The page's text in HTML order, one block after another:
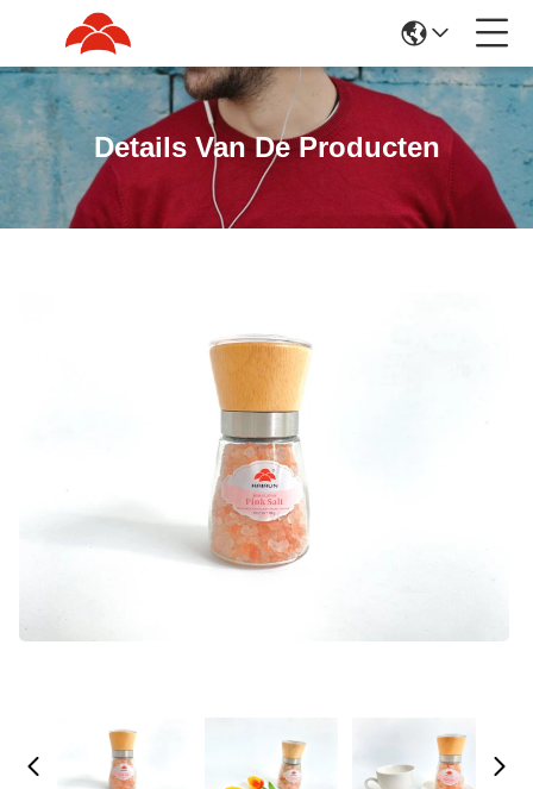
Details Van De Producten